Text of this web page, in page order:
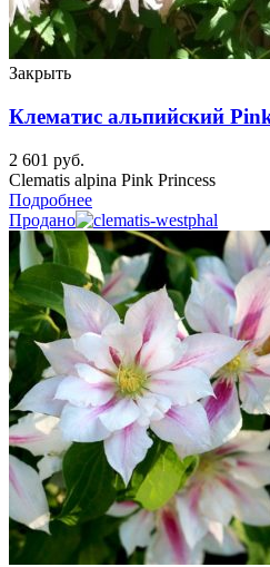
Закрыть
Клематис альпийский
2 601 руб.
Clematis alpina Pink Princess
Подробнее
Продано